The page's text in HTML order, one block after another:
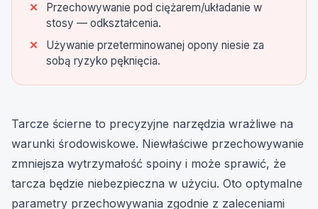
Przechowywanie pod ciężarem/układanie w
stosy — odkształcenia.
Używanie przeterminowanej opony niesie za
sobą ryzyko pęknięcia.
Tarcze ścierne to precyzyjne narzędzia wrażliwe na
warunki środowiskowe. Niewłaściwe przechowywanie
zmniejsza wytrzymałość spoiny i może sprawić, że
tarcza będzie niebezpieczna w użyciu. Oto optymalne
parametry przechowywania zgodnie z zaleceniami